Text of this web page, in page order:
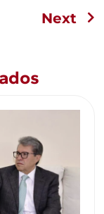
Next